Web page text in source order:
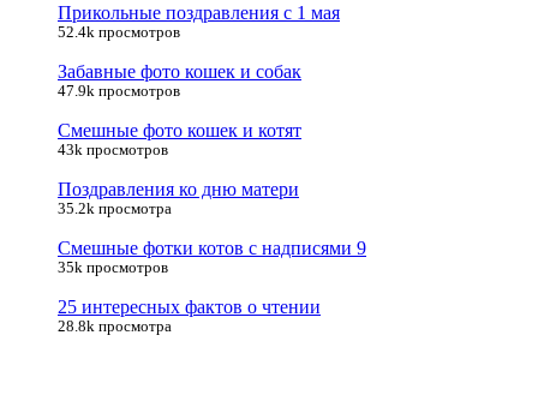
Прикольные поздравления с 1 мая
52.4k просмотров
Забавные фото кошек и собак
47.9k просмотров
Смешные фото кошек и котят
43k просмотров
Поздравления ко дню матери
35.2k просмотра
Смешные фотки котов с надписями 9
35k просмотров
25 интересных фактов о чтении
28.8k просмотра